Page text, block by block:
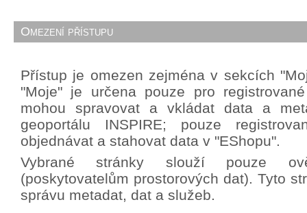
Omezení přístupu
Přístup je omezen zejména v sekcích
"Moje" je určena pouze pro
mohou spravovat a vkládat data a
geoportálu INSPIRE; pouze
objednávat a stahovat data v "EShopu".
Vybrané stránky slouží pouze
(poskytovatelům prostorových dat). Tyto
správu metadat, dat a služeb.